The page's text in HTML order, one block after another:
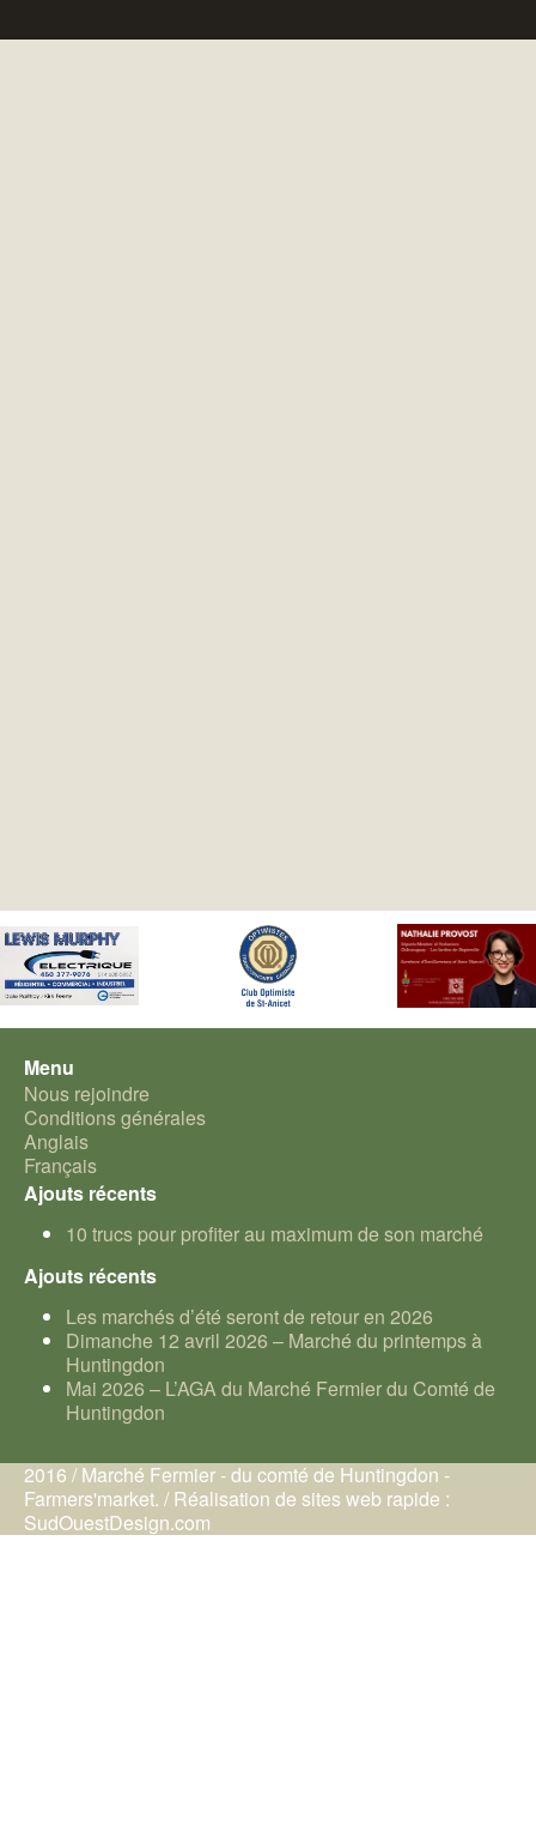
Menu
Nous rejoindre
Conditions générales
Anglais
Français
Ajouts récents
10 trucs pour profiter au maximum de son marché
Ajouts récents
Les marchés d’été seront de retour en 2026
Dimanche 12 avril 2026 – Marché du printemps à
Huntingdon
Mai 2026 – L’AGA du Marché Fermier du Comté de
Huntingdon
2016 / Marché Fermier - du comté de Huntingdon -
Farmers'market. / Réalisation de sites web rapide :
SudOuestDesign.com